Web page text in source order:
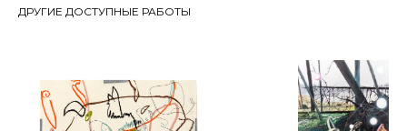
ДРУГИЕ ДОСТУПНЫЕ РАБОТЫ